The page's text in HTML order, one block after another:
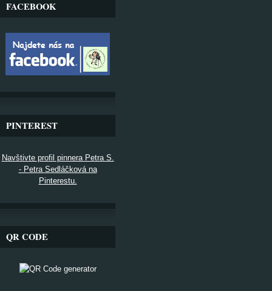
FACEBOOK
PINTEREST
Navštivte profil pinnera Petra S.
- Petra Sedláčková na
Pinterestu.
QR CODE